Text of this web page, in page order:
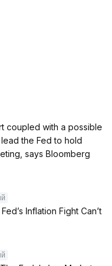
coupled with a possible
the Fed to hold
says Bloomberg
Inflation Fight Can’t